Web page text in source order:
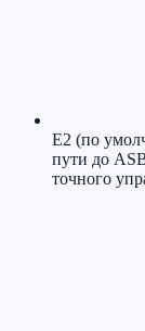
E2 (по
пути до
точного